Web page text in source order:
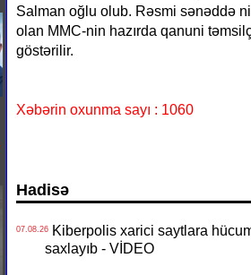
Salman oğlu olub. Rəsmi sənəddə
olan MMC-nin hazırda qanuni
göstərilir.
Xəbərin oxunma sayı : 1060
Hadisə
07.08.26Kiberpolis xarici saytlara
saxlayıb - VİDEO